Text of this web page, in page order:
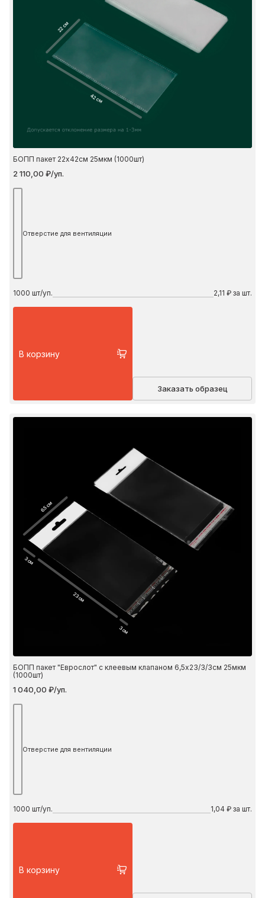
22 см
42 см
БОПП пакет 22х42см 25мкм (1000шт)
2 110,00 ₽/уп.
Отверстие для вентиляции
1000 шт/уп. 2,11 ₽ за шт.
В корзину
Заказать образец
6.5 см
23 см
3 см
3 см
БОПП пакет "Еврослот" с клеевым клапаном 6,5х23/3/3см 25мкм
(1000шт)
1 040,00 ₽/уп.
Отверстие для вентиляции
1000 шт/уп. 1,04 ₽ за шт.
В корзину